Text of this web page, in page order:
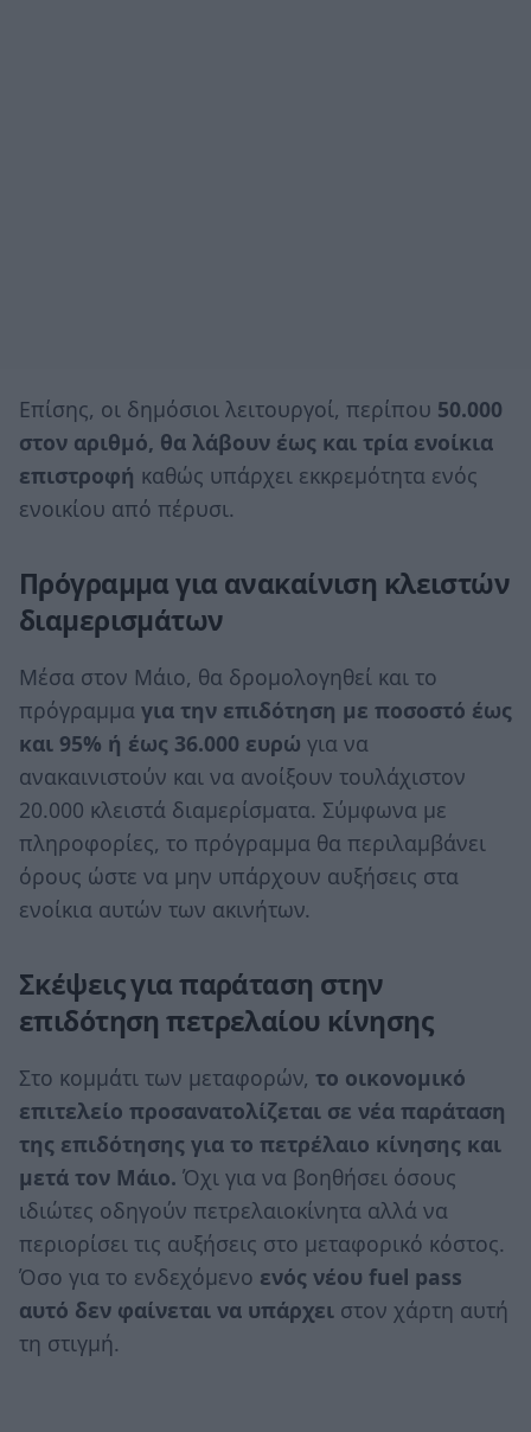
Επίσης, οι δημόσιοι λειτουργοί, περίπου 50.000
στον αριθμό, θα λάβουν έως και τρία ενοίκια
επιστροφή καθώς υπάρχει εκκρεμότητα ενός
ενοικίου από πέρυσι.
Πρόγραμμα για ανακαίνιση κλειστών
διαμερισμάτων
Μέσα στον Μάιο, θα δρομολογηθεί και το
πρόγραμμα για την επιδότηση με ποσοστό έως
και 95% ή έως 36.000 ευρώ για να
ανακαινιστούν και να ανοίξουν τουλάχιστον
20.000 κλειστά διαμερίσματα. Σύμφωνα με
πληροφορίες, το πρόγραμμα θα περιλαμβάνει
όρους ώστε να μην υπάρχουν αυξήσεις στα
ενοίκια αυτών των ακινήτων.
Σκέψεις για παράταση στην
επιδότηση πετρελαίου κίνησης
Στο κομμάτι των μεταφορών, το οικονομικό
επιτελείο προσανατολίζεται σε νέα παράταση
της επιδότησης για το πετρέλαιο κίνησης και
μετά τον Μάιο. Όχι για να βοηθήσει όσους
ιδιώτες οδηγούν πετρελαιοκίνητα αλλά να
περιορίσει τις αυξήσεις στο μεταφορικό κόστος.
Όσο για το ενδεχόμενο ενός νέου fuel pass
αυτό δεν φαίνεται να υπάρχει στον χάρτη αυτή
τη στιγμή.